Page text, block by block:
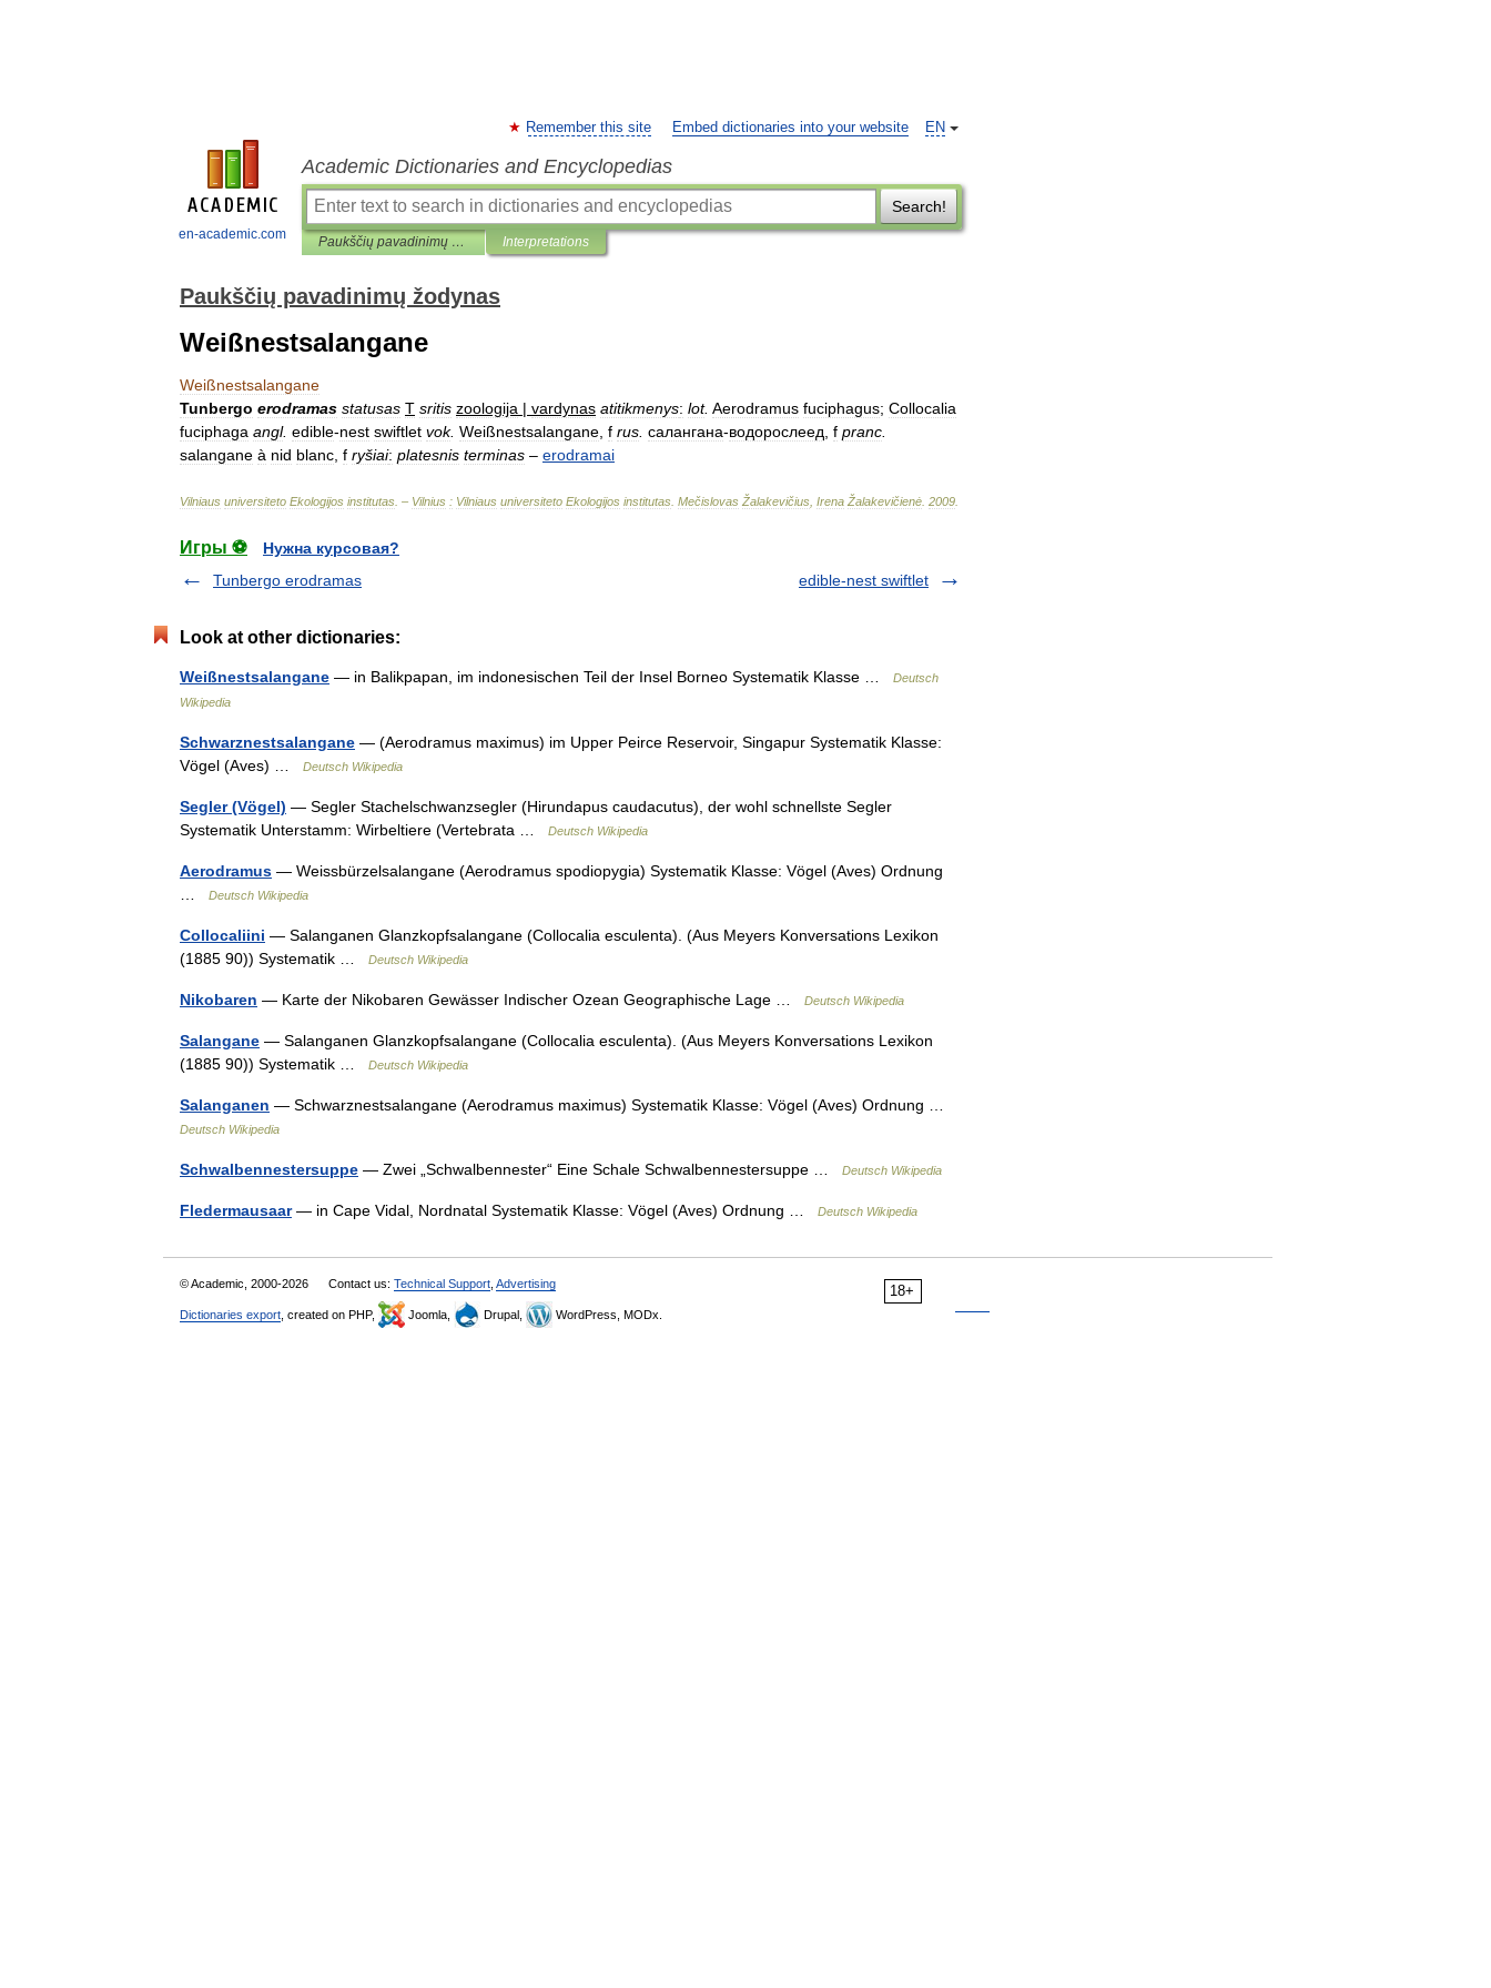
en-academic.com
EN
Remember this site Embed dictionaries into your website
Academic Dictionaries and Encyclopedias
Search!
Paukščių pavadinimų žodynas Interpretations
Paukščių pavadinimų žodynas
Weißnestsalangane
Weißnestsalangane
Tunbergo erodramas statusas T sritis zoologija | vardynas atitikmenys: lot. Aerodramus fuciphagus; Collocalia
fuciphaga angl. edible-nest swiftlet vok. Weißnestsalangane f rus салангана-водорослеед f pranc
salangane à nid blanc f ryšiai: platesnis terminas – erodramai
Vilniaus universiteto Ekologijos institutas . – Vilnius : Vilniaus universiteto Ekologijos institutas Mečislovas Žalakevičius Irena Žalakevičienė 2009
Игры ⚽
Нужна курсовая?
Tunbergo erodramas
edible-nest swiftlet
Look at other dictionaries:
Weißnestsalangane — in Balikpapan, im indonesischen Teil der Insel Borneo Systematik Klasse …
Deutsch
Wikipedia
Schwarznestsalangane — (Aerodramus maximus) im Upper Peirce Reservoir, Singapur Systematik Klasse:
Vögel (Aves) …
Deutsch Wikipedia
Segler (Vögel) — Segler Stachelschwanzsegler (Hirundapus caudacutus), der wohl schnellste Segler
Systematik Unterstamm: Wirbeltiere (Vertebrata …
Deutsch Wikipedia
Aerodramus — Weissbürzelsalangane (Aerodramus spodiopygia) Systematik Klasse: Vögel (Aves) Ordnung
Deutsch Wikipedia
Collocaliini — Salanganen Glanzkopfsalangane (Collocalia esculenta). (Aus Meyers Konversations Lexikon
(1885 90)) Systematik …
Deutsch Wikipedia
Nikobaren — Karte der Nikobaren Gewässer Indischer Ozean Geographische Lage … Deutsch Wikipedia
Salangane — Salanganen Glanzkopfsalangane (Collocalia esculenta). (Aus Meyers Konversations Lexikon
(1885 90)) Systematik …
Deutsch Wikipedia
Salanganen — Schwarznestsalangane (Aerodramus maximus) Systematik Klasse: Vögel (Aves) Ordnung …
Deutsch Wikipedia
Schwalbennestersuppe — Zwei „Schwalbennester“ Eine Schale Schwalbennestersuppe … Deutsch Wikipedia
Fledermausaar— in Cape Vidal, Nordnatal Systematik Klasse: Vögel (Aves) Ordnung … Deutsch Wikipedia
18+
© Academic, 2000-2026 Contact us: Technical Support Advertising
Dictionaries export , created on PHP, Joomla, Drupal, WordPress, MODx.